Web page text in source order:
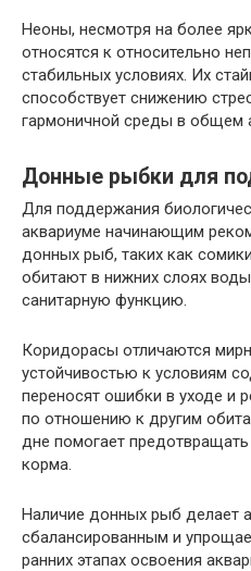
Неоны, несмотря на более
относятся к относительно
стабильных условиях. Их
способствует снижению
гармоничной среды в общем
Донные рыбки для
Для поддержания
аквариуме начинающим
донных рыб, таких как
обитают в нижних слоях
санитарную функцию.
Коридорасы отличаются
устойчивостью к условиям
переносят ошибки в уходе и
по отношению к другим
дне помогает
корма.
Наличие донных рыб делает
сбалансированным и
ранних этапах освоения